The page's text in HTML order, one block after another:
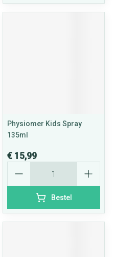
Physiomer Kids Spray
135ml
€ 15,99
Bestel